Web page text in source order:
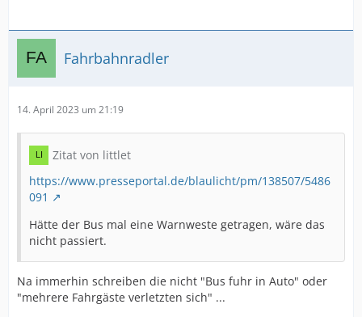
Fahrbahnradler
14. April 2023 um 21:19
Zitat von littlet
https://www.presseportal.de/blaulicht/pm/138507/5486
091
Hätte der Bus mal eine Warnweste getragen, wäre das
nicht passiert.
Na immerhin schreiben die nicht "Bus fuhr in Auto" oder
"mehrere Fahrgäste verletzten sich" ...